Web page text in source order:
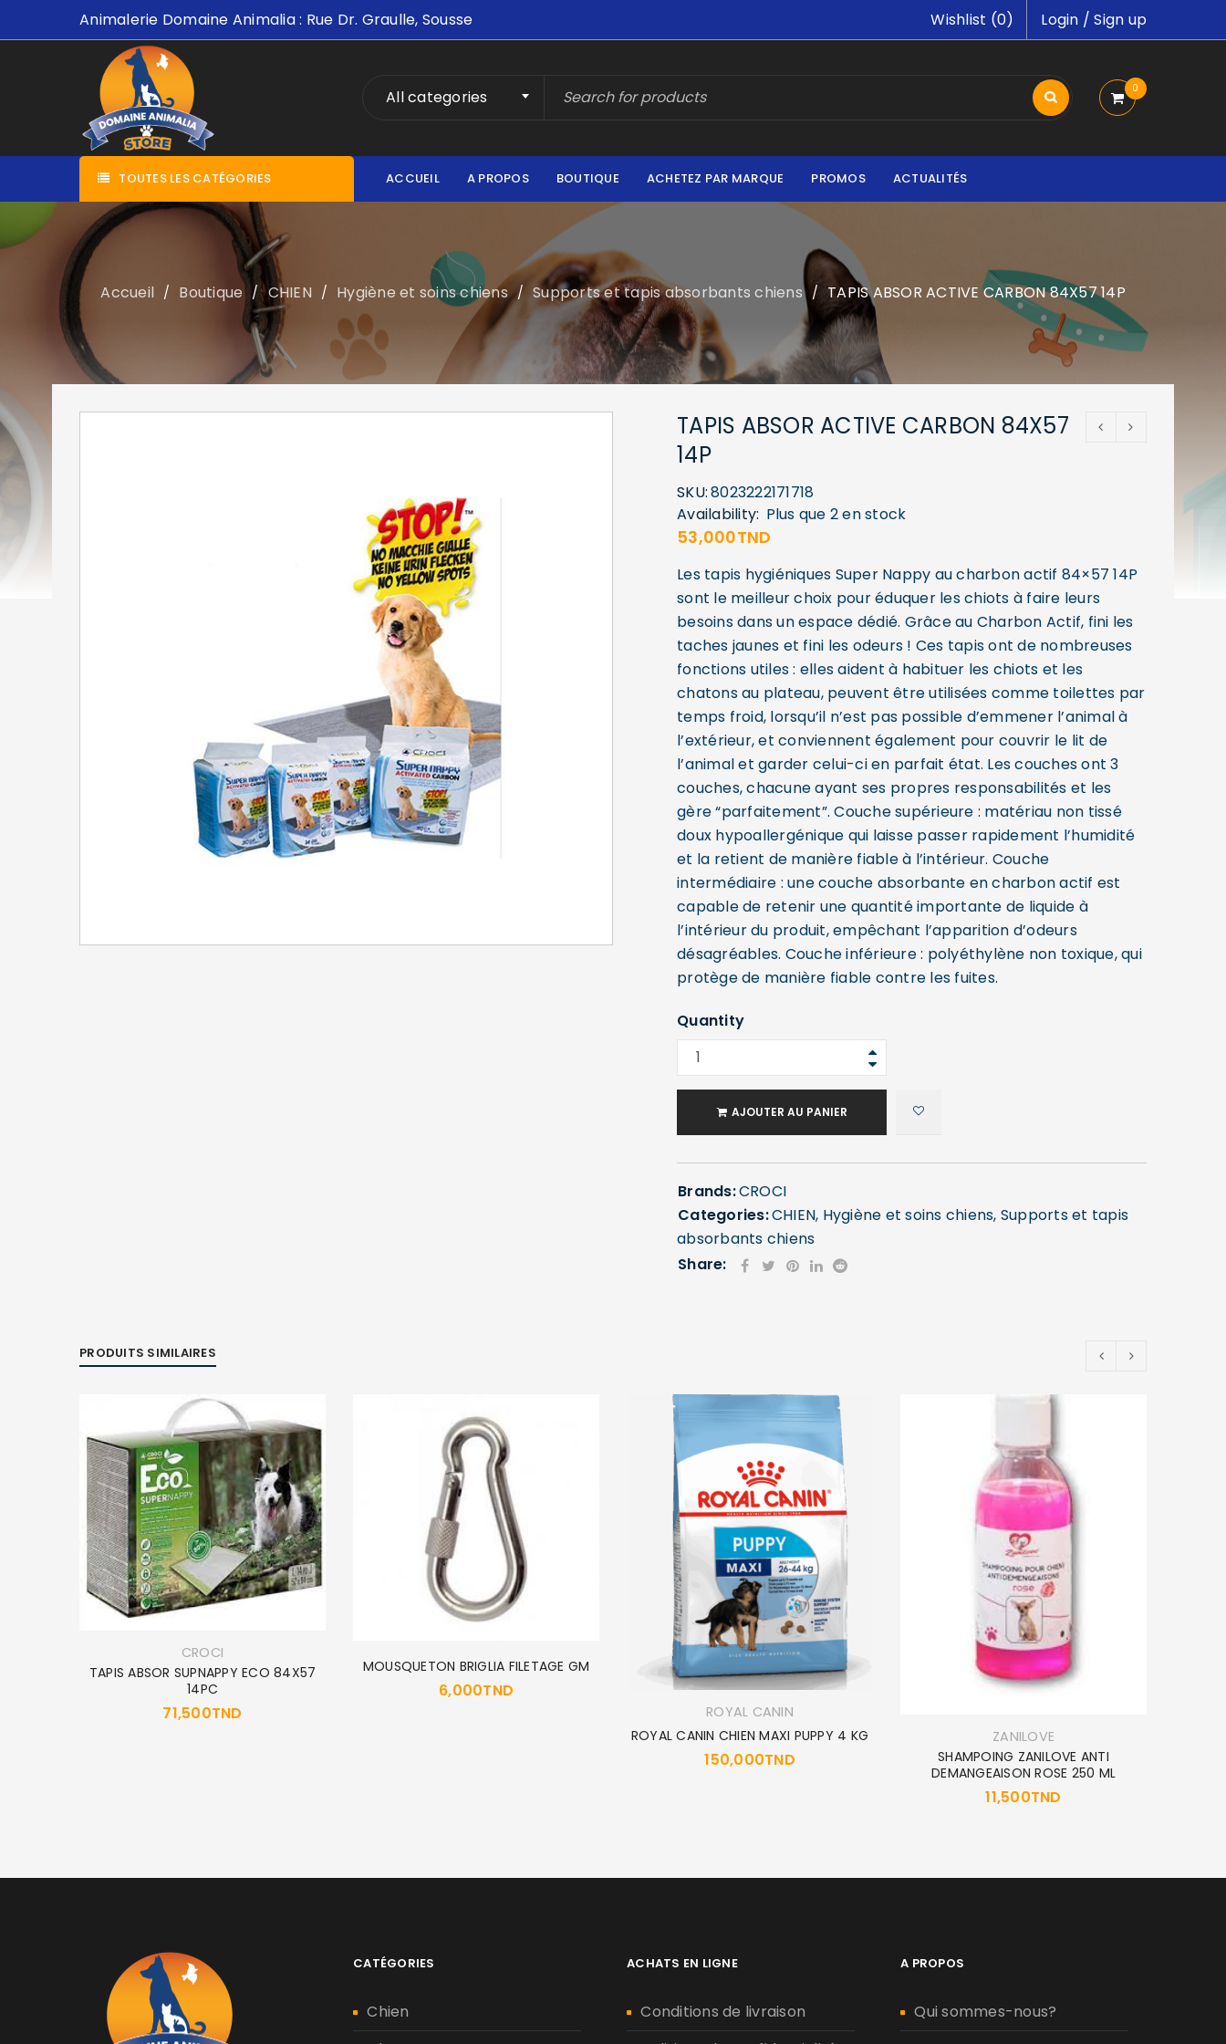
Animalerie Domaine Animalia : Rue Dr. Graulle, Sousse Login /Sign up
Wishlist (0)
All categories 0
TOUTES LES CATÉGORIES ACCUEIL A PROPOS BOUTIQUE ACHETEZ PAR MARQUE PROMOS ACTUALITÉS
Accueil / Boutique / CHIEN / Hygiène et soins chiens / Supports et tapis absorbants chiens / TAPIS ABSOR ACTIVE CARBON 84X57 14P
TAPIS ABSOR ACTIVE CARBON 84X57
14P
SKU:8023222171718
Availability: Plus que 2 en stock
53,000TND
Les tapis hygiéniques Super Nappy au charbon actif 84×57 14P
sont le meilleur choix pour éduquer les chiots à faire leurs
besoins dans un espace dédié. Grâce au Charbon Actif, fini les
taches jaunes et fini les odeurs ! Ces tapis ont de nombreuses
fonctions utiles : elles aident à habituer les chiots et les
chatons au plateau, peuvent être utilisées comme toilettes par
temps froid, lorsqu’il n’est pas possible d’emmener l’animal à
l’extérieur, et conviennent également pour couvrir le lit de
l’animal et garder celui-ci en parfait état. Les couches ont 3
couches, chacune ayant ses propres responsabilités et les
gère “parfaitement”. Couche supérieure : matériau non tissé
doux hypoallergénique qui laisse passer rapidement l’humidité
et la retient de manière fiable à l’intérieur. Couche
intermédiaire : une couche absorbante en charbon actif est
capable de retenir une quantité importante de liquide à
l’intérieur du produit, empêchant l’apparition d’odeurs
désagréables. Couche inférieure : polyéthylène non toxique, qui
protège de manière fiable contre les fuites.
Quantity
AJOUTER AU PANIER
Brands:CROCI
Categories:CHIEN, Hygiène et soins chiens, Supports et tapis
absorbants chiens
Share:
PRODUITS SIMILAIRES
CROCI
TAPIS ABSOR SUPNAPPY ECO 84X57
14PC
71,500TND
MOUSQUETON BRIGLIA FILETAGE GM
6,000TND
ROYAL CANIN
ROYAL CANIN CHIEN MAXI PUPPY 4 KG
150,000TND
ZANILOVE
SHAMPOING ZANILOVE ANTI
DEMANGEAISON ROSE 250 ML
11,500TND
CATÉGORIES
Chien
ACHATS EN LIGNE
Conditions de livraison
A PROPOS
Qui sommes-nous?